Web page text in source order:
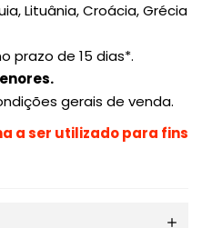
Lituânia, Croácia, Grécia
prazo de 15 dias*.
gerais de venda.
a ser utilizado para fins